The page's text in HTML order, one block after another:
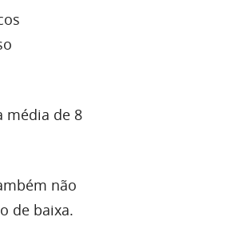
média de 8
não
de baixa.